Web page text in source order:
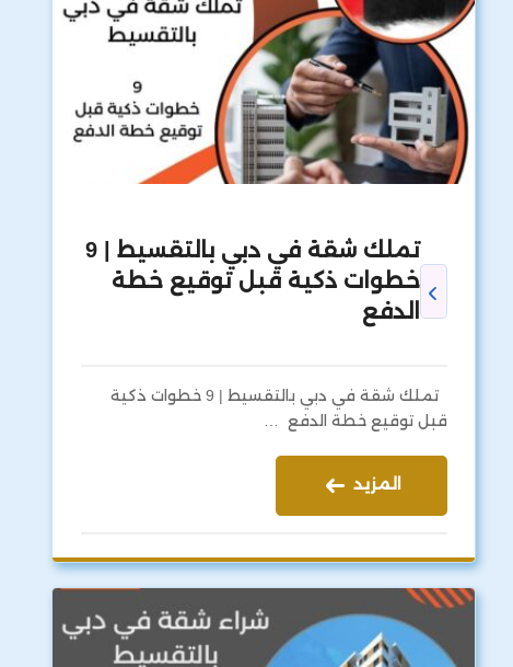
تملك شقة في دبي بالتقسيط | 9
خطوات ذكية قبل توقيع خطة
الدفع
تملك شقة في دبي بالتقسيط | 9 خطوات ذكية
قبل توقيع خطة الدفع …
المزيد